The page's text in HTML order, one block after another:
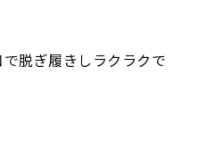
脱ぎ履きしラクラクで